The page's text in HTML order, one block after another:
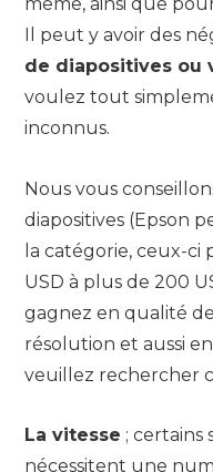
même, ainsi que
Il peut y avoir des
de diapositives ou
voulez tout
inconnus.
Nous vous
diapositives (Epson
la catégorie, ceux-
USD à plus de 200
gagnez en qualité
résolution et aussi
veuillez rechercher
La vitesse ; certains
nécessitent une